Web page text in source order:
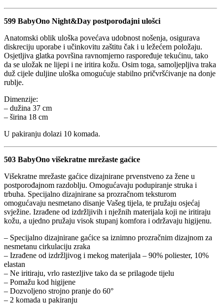
599 BabyOno Night&Day postporođajni ulošci
Anatomski oblik uloška povećava udobnost nošenja, osigurava
diskreciju uporabe i učinkovitu zaštitu čak i u ležećem položaju.
Osjetljiva glatka površina ravnomjerno raspoređuje tekućinu, tako
da se uložak ne lijepi i ne iritira kožu. Osim toga, samoljepljiva traka
duž cijele duljine uloška omogućuje stabilno pričvršćivanje na donje
rublje.
Dimenzije:
– dužina 37 cm
– širina 18 cm
U pakiranju dolazi 10 komada.
503 BabyOno višekratne mrežaste gaćice
Višekratne mrežaste gaćice dizajnirane prvenstveno za žene u
postporođajnom razdoblju. Omogućavaju podupiranje struka i
trbuha. Specijalno dizajnirane sa prozračnom teksturom
omogućavaju nesmetano disanje Vašeg tijela, te pružaju osjećaj
svježine. Izrađene od izdržljivih i nježnih materijala koji ne iritiraju
kožu, a ujedno pružaju visok stupanj komfora i održavaju higijenu.
– Specijalno dizajnirane gaćice sa iznimno prozračnim dizajnom za
nesmetanu cirkulaciju zraka
– Izrađene od izdržljivog i mekog materijala – 90% poliester, 10%
elastan
– Ne iritiraju, vrlo rastezljive tako da se prilagode tijelu
– Pomažu kod higijene
– Dozvoljeno strojno pranje do 60°
– 2 komada u pakiranju